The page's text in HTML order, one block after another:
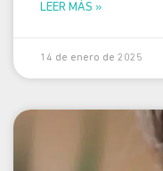
LEER MÁS »
14 de enero de 2025